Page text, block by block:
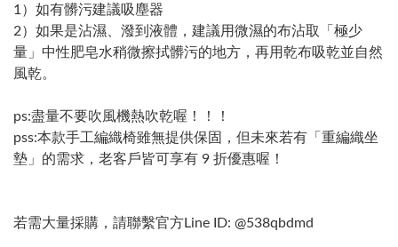
1）如有髒污建議吸塵器
2）如果是沾濕、潑到液體，建議用微濕的布沾取「極少
量」中性肥皂水稍微擦拭髒污的地方，再用乾布吸乾並自然
風乾。
ps:盡量不要吹風機熱吹乾喔！！！
pss:本款手工編織椅雖無提供保固，但未來若有「重編織坐
墊」的需求，老客戶皆可享有 9 折優惠喔！
若需大量採購，請聯繫官方Line ID: @538qbdmd